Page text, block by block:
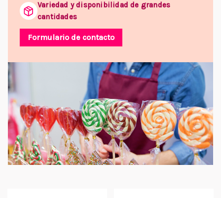
Variedad y disponibilidad de grandes
cantidades
Formulario de contacto